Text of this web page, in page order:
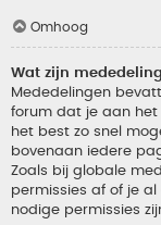
Omhoog
Wat zijn
Mededelingen
forum dat je aan het
het best zo snel
bovenaan iedere
Zoals bij globale
permissies af of je
nodige permissies